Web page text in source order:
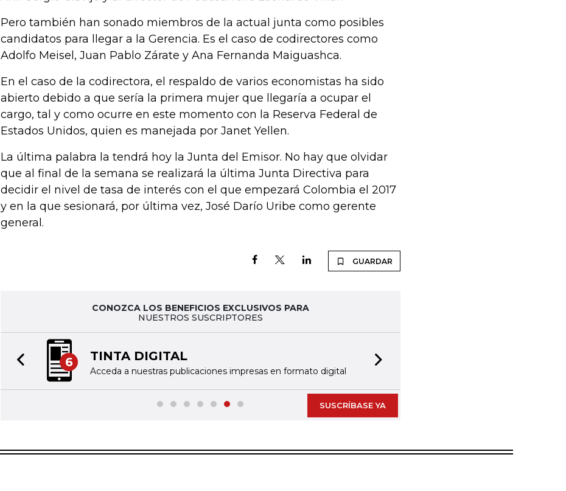
Pero también han sonado miembros de la actual junta como posibles
candidatos para llegar a la Gerencia. Es el caso de codirectores como
Adolfo Meisel, Juan Pablo Zárate y Ana Fernanda Maiguashca.
En el caso de la codirectora, el respaldo de varios economistas ha sido
abierto debido a que sería la primera mujer que llegaría a ocupar el
cargo, tal y como ocurre en este momento con la Reserva Federal de
Estados Unidos, quien es manejada por Janet Yellen.
La última palabra la tendrá hoy la Junta del Emisor. No hay que olvidar
que al final de la semana se realizará la última Junta Directiva para
decidir el nivel de tasa de interés con el que empezará Colombia el 2017
y en la que sesionará, por última vez, José Darío Uribe como gerente
general.
GUARDAR
CONOZCA LOS BENEFICIOS EXCLUSIVOS PARA
NUESTROS SUSCRIPTORES
6 TINTA DIGITAL
Acceda a nuestras publicaciones impresas en formato digital
Previous slide
SUSCRÍBASE YA